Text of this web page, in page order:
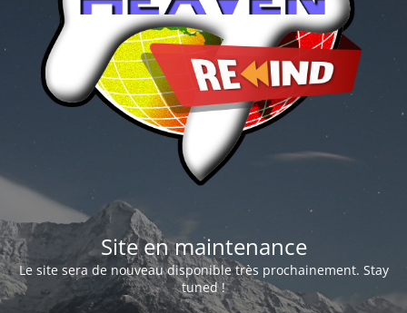
Site en maintenance
Le site sera de nouveau disponible très prochainement. Stay
tuned !